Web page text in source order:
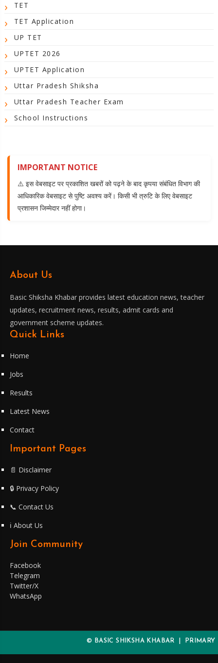
TET
TET Application
UP TET
UPTET 2026
UPTET Application
Uttar Pradesh Shiksha
Uttar Pradesh Teacher Exam
School Instructions
IMPORTANT NOTICE
⚠️ इस वेबसाइट पर प्रकाशित खबरों को पढ़ने के बाद कृपया संबंधित विभाग की
आधिकारिक वेबसाइट से पुष्टि अवश्य करें। किसी भी त्रुटि के लिए वेबसाइट
प्रशासन जिम्मेदार नहीं होगा।
About Us
Basic Shiksha Khabar provides latest education news, teacher
updates, recruitment news, results, admit cards and
government scheme updates.
Quick Links
Home
Jobs
Results
Latest News
Contact
Important Pages
📄 Disclaimer
🔒 Privacy Policy
📞 Contact Us
ℹ️ About Us
Join Community
Facebook
Telegram
Twitter/X
WhatsApp
© BASIC SHIKSHA KHABAR | PRIMARY